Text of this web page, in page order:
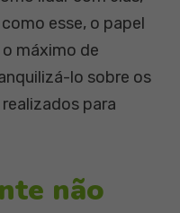
esse, o papel
máximo de
lo sobre os
para
não